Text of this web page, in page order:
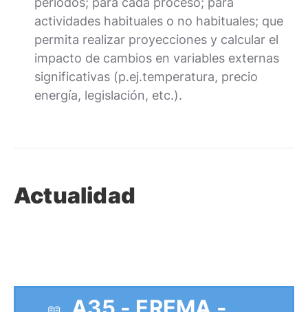
actividades habituales o no habituales; que
permita realizar proyecciones y calcular el
impacto de cambios en variables externas
significativas (p.ej.temperatura, precio
energía, legislación, etc.).
Actualidad